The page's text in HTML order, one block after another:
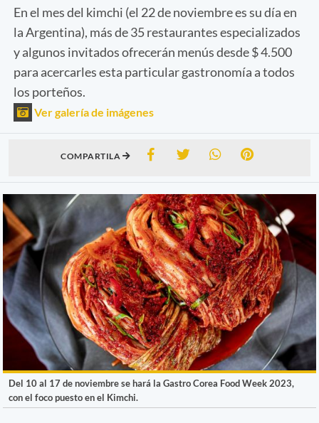
En el mes del kimchi (el 22 de noviembre es su día en
la Argentina), más de 35 restaurantes especializados
y algunos invitados ofrecerán menús desde $ 4.500
para acercarles esta particular gastronomía a todos
los porteños.
Ver galería de imágenes
COMPARTILA
Del 10 al 17 de noviembre se hará la Gastro Corea Food Week 2023,
con el foco puesto en el Kimchi.